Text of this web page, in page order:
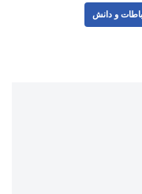
و دانش